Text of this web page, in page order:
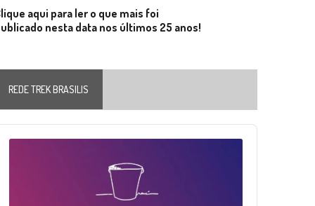
aqui para ler o que mais foi
nesta data nos últimos 25 anos!
REDE TREK BRASILIS
Player